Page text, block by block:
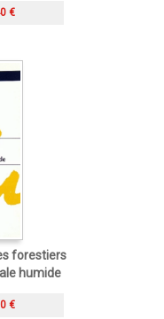
€
forestiers
humide
€